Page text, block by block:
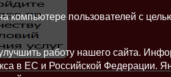
пользователей с
работу нашего сайта.
в ЕС и Российской Федерации.